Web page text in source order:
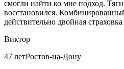
смогли найти ко мне подход.
восстановился.
действительно двойная
Виктор
47 летРостов-на-Дону